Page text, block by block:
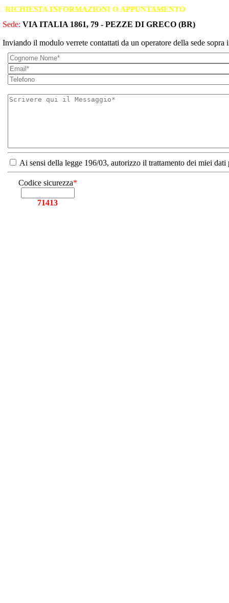
RICHIESTA INFORMAZIONI O APPUNTAMENTO
Sede: VIA ITALIA 1861, 79 - PEZZE DI GRECO (BR)
Inviando il modulo verrete contattati da un operatore della sede sopra
Ai sensi della legge 196/03, autorizzo il trattamento dei miei
Codice sicurezza*
71413